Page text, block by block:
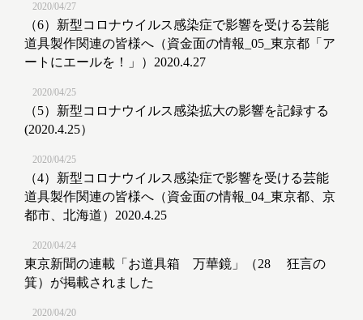
2020/04/27
（6）新型コロナウイルス感染症で影響を受ける芸能
道具製作関連の皆様へ（資金面の情報_05_東京都「ア
ートにエールを！」）2020.4.27
2020/04/25
（5）新型コロナウイルス感染拡大の影響を記録する
(2020.4.25）
2020/04/25
（4）新型コロナウイルス感染症で影響を受ける芸能
道具製作関連の皆様へ（資金面の情報_04_東京都、京
都市、北海道）2020.4.25
2020/04/24
東京新聞の連載「お道具箱 万華鏡」（28 狂言の
箕）が掲載されました
2020/04/20